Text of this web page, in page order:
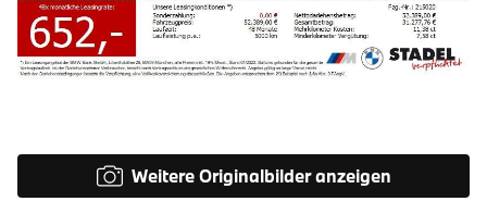
Weitere Originalbilder anzeigen